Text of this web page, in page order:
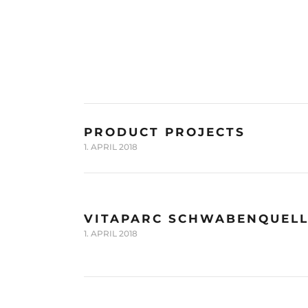
PRODUCT PROJECTS
1. APRIL 2018
VITAPARC
1. APRIL 2018